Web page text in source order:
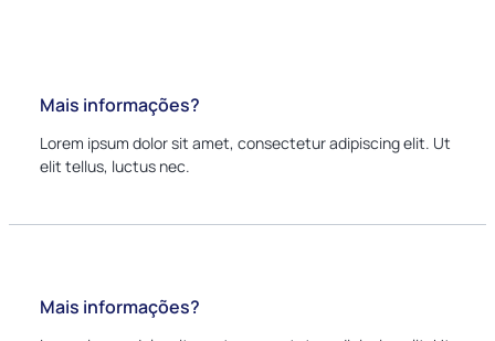
Mais informações?
Lorem ipsum dolor sit amet, consectetur adipiscing elit. Ut
elit tellus, luctus nec.
Mais informações?